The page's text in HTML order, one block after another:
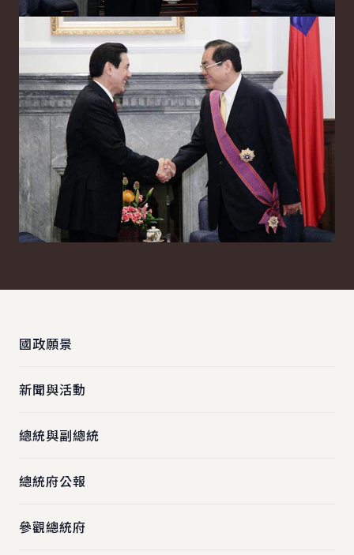
國政願景
新聞與活動
總統與副總統
總統府公報
參觀總統府